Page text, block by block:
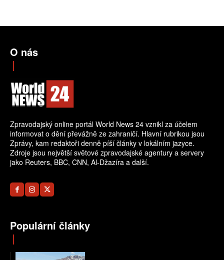
O nás
Zpravodajský online portál World News 24 vznikl za účelem
informovat o dění převážně ze zahraničí. Hlavní rubrikou jsou
Zprávy, kam redaktoři denně píší články v lokálním jazyce.
Zdroje jsou největší světové zpravodajské agentury a servery
jako Reuters, BBC, CNN, Al-Džazíra a další.
Populární články